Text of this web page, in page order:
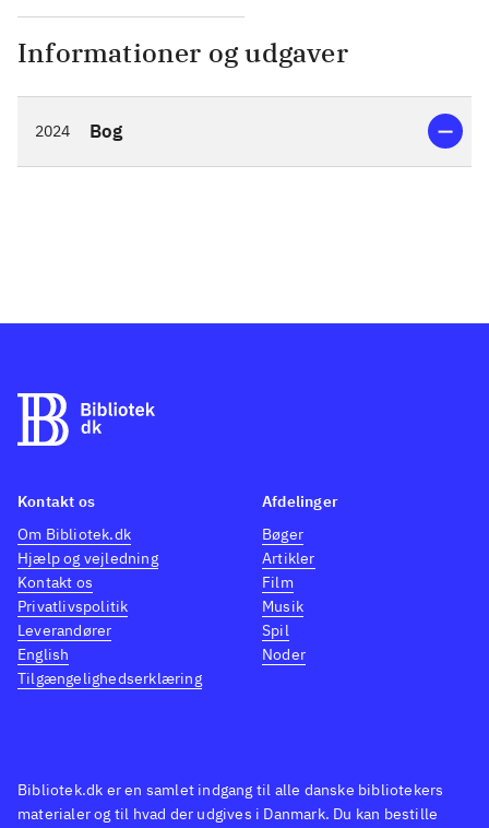
Informationer og udgaver
2024 Bog
Bibliotek.dk er en samlet indgang til alle danske bibliotekers
materialer og til hvad der udgives i Danmark. Du kan bestille
Kontakt os
Om Bibliotek.dk
Hjælp og vejledning
Kontakt os
Privatlivspolitik
Leverandører
English
Tilgængelighedserklæring
Afdelinger
Bøger
Artikler
Film
Musik
Spil
Noder